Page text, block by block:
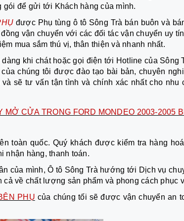
gói để gửi tới Khách hàng của mình.
được Phụ tùng ô tô Sông Trà bán buôn và
vận chuyển với các đối tác vận chuyển uy
mua sắm thú vị, thân thiện và nhanh nhất.
khi chát hoặc gọi điện tới Hotline của Sông
chúng tôi được đào tạo bài bản, chuyên
sẽ tư vấn tận tình và chính xác nhất cho nhu
MỞ CỬA TRONG FORD MONDEO 2003-2005
toàn quốc. Quý khách được kiểm tra hàng
nhận hàng, thanh toán.
của mình, Ô tô Sông Trà hướng tới Dịch vụ
về chất lượng sản phẩm và phong cách phục
PHỤ của chúng tối sẽ được vận chuyển an